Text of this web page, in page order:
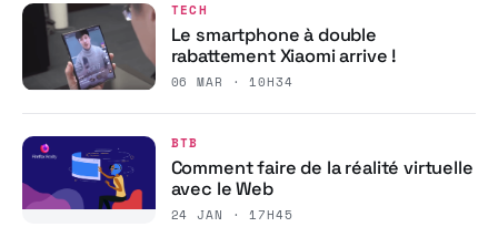
TECH
Le smartphone à double
rabattement Xiaomi arrive !
06 MAR · 10H34
BTB
Comment faire de la réalité virtuelle
avec le Web
24 JAN · 17H45